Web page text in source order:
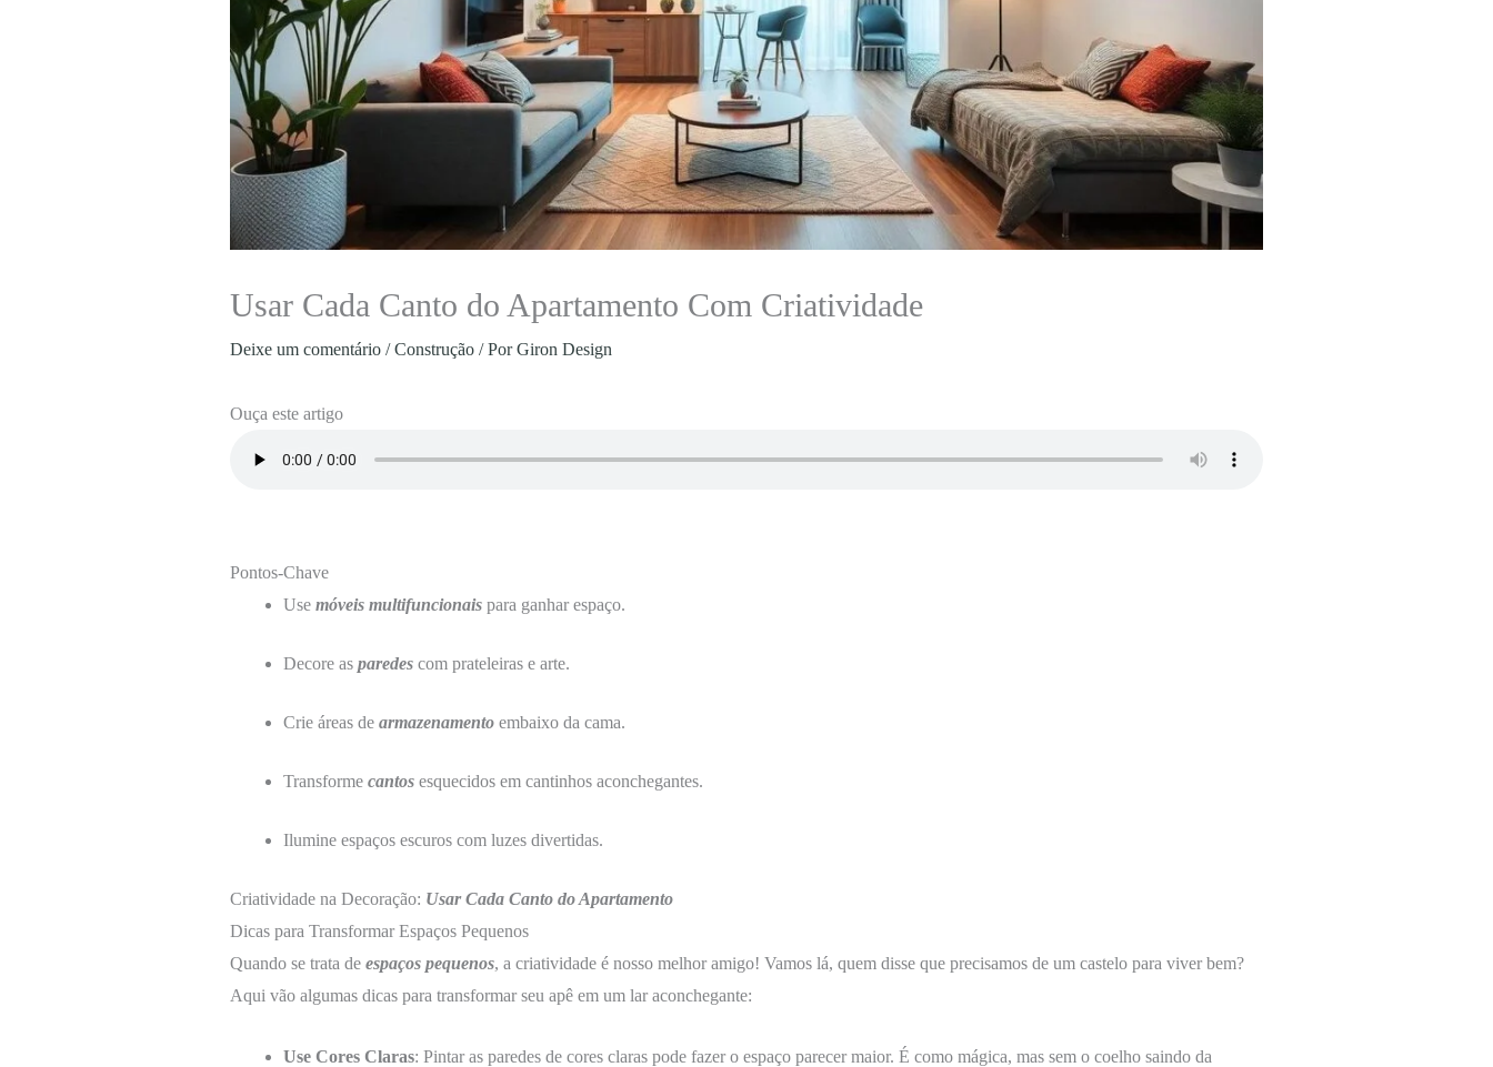
Usar Cada Canto do Apartamento Com Criatividade
Deixe um comentário /Construção/ PorGiron Design
Ouça este artigo
Pontos-Chave
Use móveis multifuncionaispara ganhar espaço.
Decore as paredescom prateleiras e arte.
Crie áreas de armazenamentoembaixo da cama.
Transforme cantosesquecidos em cantinhos aconchegantes.
Ilumine espaços escuros com luzes divertidas.
Criatividade na Decoração: Usar Cada Canto do Apartamento
Dicas para Transformar Espaços Pequenos
Quando se trata de espaços pequenos, a criatividade é nosso melhor amigo! Vamos lá, quem disse que precisamos de um castelo para viver bem?
Aqui vão algumas dicas para transformar seu apê em um lar aconchegante:
Use Cores Claras: Pintar as paredes de cores claras pode fazer o espaço parecer maior. É como mágica, mas sem o coelho saindo da